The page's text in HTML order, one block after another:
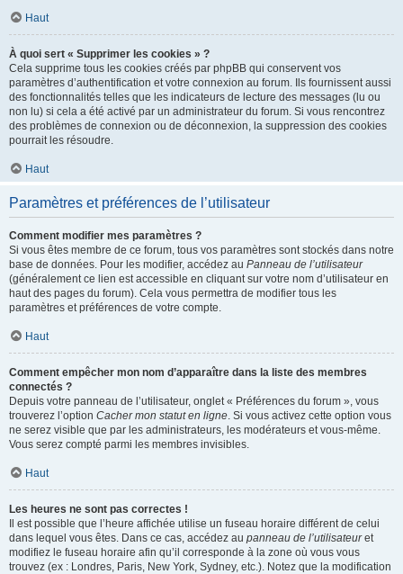
Haut
À quoi sert « Supprimer les cookies » ?
Cela supprime tous les cookies créés par phpBB qui conservent vos
paramètres d’authentification et votre connexion au forum. Ils fournissent aussi
des fonctionnalités telles que les indicateurs de lecture des messages (lu ou
non lu) si cela a été activé par un administrateur du forum. Si vous rencontrez
des problèmes de connexion ou de déconnexion, la suppression des cookies
pourrait les résoudre.
Haut
Paramètres et préférences de l’utilisateur
Comment modifier mes paramètres ?
Si vous êtes membre de ce forum, tous vos paramètres sont stockés dans notre
base de données. Pour les modifier, accédez au Panneau de l’utilisateur
(généralement ce lien est accessible en cliquant sur votre nom d’utilisateur en
haut des pages du forum). Cela vous permettra de modifier tous les
paramètres et préférences de votre compte.
Haut
Comment empêcher mon nom d’apparaître dans la liste des membres
connectés ?
Depuis votre panneau de l’utilisateur, onglet « Préférences du forum », vous
trouverez l’option Cacher mon statut en ligne. Si vous activez cette option vous
ne serez visible que par les administrateurs, les modérateurs et vous-même.
Vous serez compté parmi les membres invisibles.
Haut
Les heures ne sont pas correctes !
Il est possible que l’heure affichée utilise un fuseau horaire différent de celui
dans lequel vous êtes. Dans ce cas, accédez au panneau de l’utilisateuret
modifiez le fuseau horaire afin qu’il corresponde à la zone où vous vous
trouvez (ex : Londres, Paris, New York, Sydney, etc.). Notez que la modification